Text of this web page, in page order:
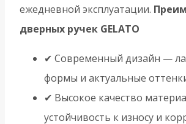
ежедневной эксплуатации.
дверных ручек GELATO
✔ Современный дизайн —
формы и актуальные
✔ Высокое качество
устойчивость к износу и